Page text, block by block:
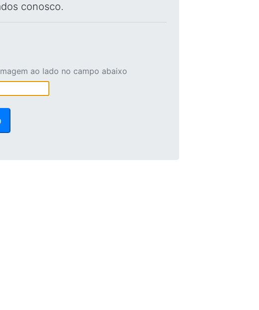
conosco.
ao lado no campo abaixo